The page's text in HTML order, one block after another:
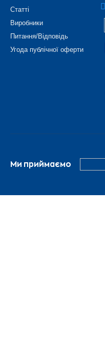
Статті
Виробники
Питання/Відповідь
Угода публічної оферти
Ми приймаємо